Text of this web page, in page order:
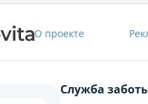
О проекте
Служба